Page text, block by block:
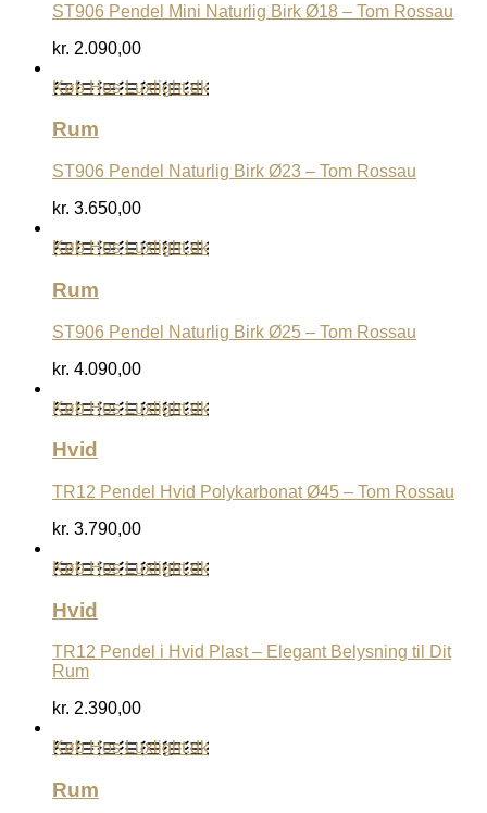
ST906 Pendel Mini Naturlig Birk Ø18 – Tom Rossau
kr. 2.090,00
Køb Hos Luxlight.dk
Rum
ST906 Pendel Naturlig Birk Ø23 – Tom Rossau
kr. 3.650,00
Køb Hos Luxlight.dk
Rum
ST906 Pendel Naturlig Birk Ø25 – Tom Rossau
kr. 4.090,00
Køb Hos Luxlight.dk
Hvid
TR12 Pendel Hvid Polykarbonat Ø45 – Tom Rossau
kr. 3.790,00
Køb Hos Luxlight.dk
Hvid
TR12 Pendel i Hvid Plast – Elegant Belysning til Dit
Rum
kr. 2.390,00
Køb Hos Luxlight.dk
Rum